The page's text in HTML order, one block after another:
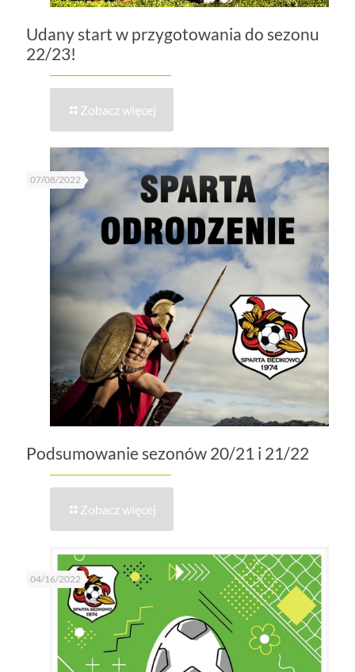
Udany start w przygotowania do sezonu
22/23!
Zobacz więcej
07/08/2022
Podsumowanie sezonów 20/21 i 21/22
Zobacz więcej
04/16/2022